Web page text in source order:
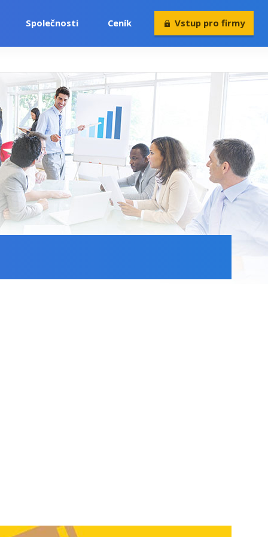
Společnosti Ceník Vstup pro firmy